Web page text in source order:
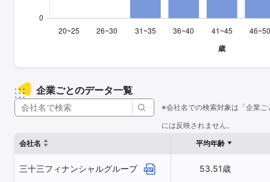
企業ごとのデータ一覧
※会社名での検索対象は「企業
には反映されません。
会社名
平均年齢
三十三フィナンシャルグループ 53.51歳